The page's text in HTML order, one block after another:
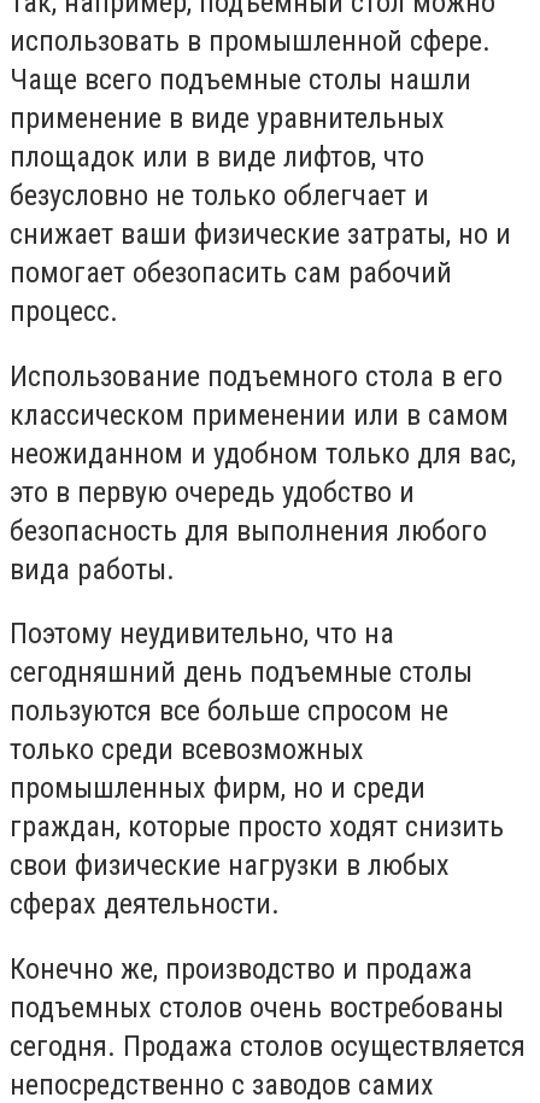
использовать в промышленной сфере.
Чаще всего подъемные столы нашли
применение в виде уравнительных
площадок или в виде лифтов, что
безусловно не только облегчает и
снижает ваши физические затраты, но и
помогает обезопасить сам рабочий
процесс.
Использование подъемного стола в его
классическом применении или в самом
неожиданном и удобном только для вас,
это в первую очередь удобство и
безопасность для выполнения любого
вида работы.
Поэтому неудивительно, что на
сегодняшний день подъемные столы
пользуются все больше спросом не
только среди всевозможных
промышленных фирм, но и среди
граждан, которые просто ходят снизить
свои физические нагрузки в любых
сферах деятельности.
Конечно же, производство и продажа
подъемных столов очень востребованы
сегодня. Продажа столов осуществляется
непосредственно с заводов самих